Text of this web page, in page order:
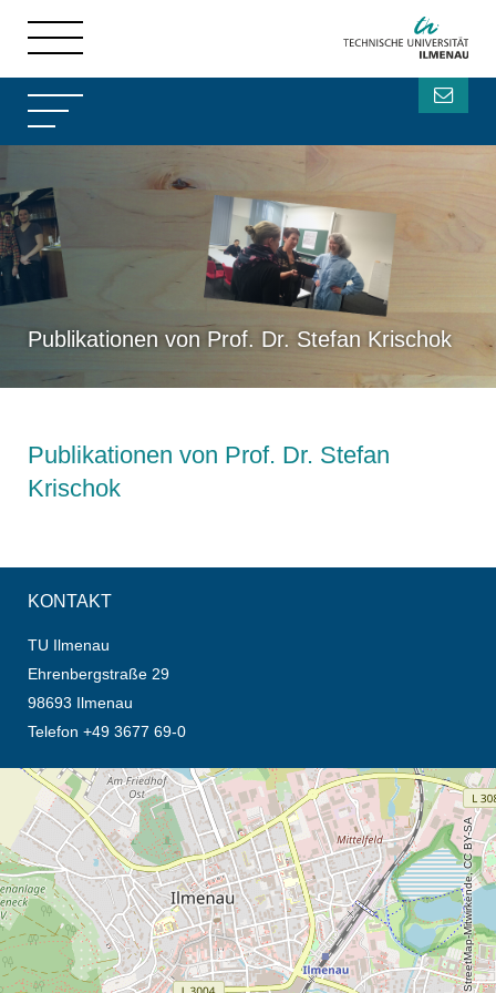
Publikationen von Prof. Dr. Stefan Krischok
Publikationen von Prof. Dr. Stefan
Krischok
KONTAKT
TU Ilmenau
Ehrenbergstraße 29
98693 Ilmenau
Telefon +49 3677 69-0
Öffnet die Anfahrtsbeschreibung in neuem Tab (Karte)
© OpenStreetMap-Mitwirkende, CC BY-SA